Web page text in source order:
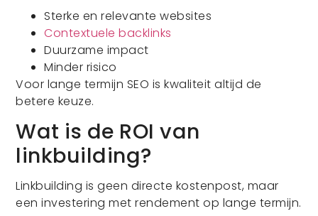
Sterke en relevante websites
Contextuele backlinks
Duurzame impact
Minder risico
Voor lange termijn SEO is kwaliteit altijd de
betere keuze.
Wat is de ROI van
linkbuilding?
Linkbuilding is geen directe kostenpost, maar
een investering met rendement op lange termijn.